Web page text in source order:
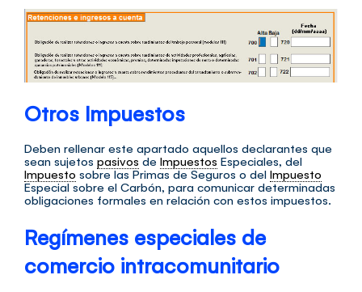
Otros Impuestos
Deben rellenar este apartado aquellos declarantes que
sean sujetos pasivos de Impuestos Especiales, del
Impuesto sobre las Primas de Seguros o del Impuesto
Especial sobre el Carbón, para comunicar determinadas
obligaciones formales en relación con estos impuestos.
Regímenes especiales de
comercio intracomunitario